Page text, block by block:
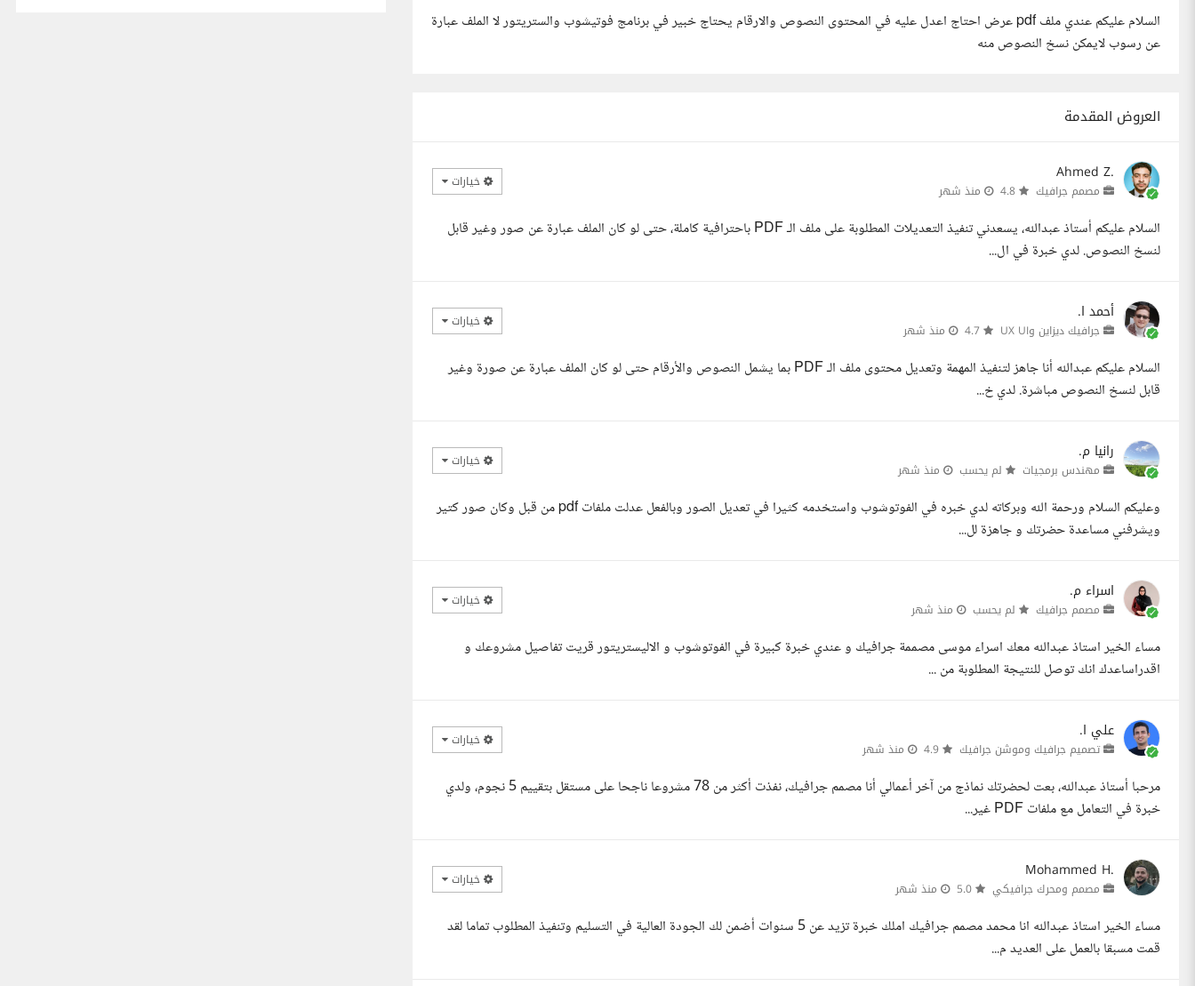
السلام عليكم عندي ملف pdf عرض احتاج اعدل عليه في المحتوى النصوص والارقام يحتاج خبير في برنامج فوتيشوب والستريتور لا الملف عبارة
عن رسوب لايمكن نسخ النصوص منه
العروض المقدمة
Ahmed Z.
مصمم جرافيك منذ شهر خيارات
السلام عليكم أستاذ عبدالله، يسعدني تنفيذ التعديلات المطلوبة على ملف الـ PDF باحترافية كاملة، حتى لو كان الملف عبارة عن صور وغير قابل
لنسخ النصوص. لدي خبرة في ال...
أحمد ا.
جرافيك ديزاين وUX UI منذ شهر خيارات
السلام عليكم عبدالله أنا جاهز لتنفيذ المهمة وتعديل محتوى ملف الـ PDF بما يشمل النصوص والأرقام حتى لو كان الملف عبارة عن صورة وغير
قابل لنسخ النصوص مباشرة. لدي خ...
رانيا م.
مهندس برمجيات لم يحسب منذ شهر خيارات
وعليكم السلام ورحمة الله وبركاته لدي خبره في الفوتوشوب واستخدمه كثيرا في تعديل الصور وبالفعل عدلت ملفات pdf من قبل وكان صور كتير
ويشرفني مساعدة حضرتك و جاهزة لل...
اسراء م.
مصمم جرافيك لم يحسب منذ شهر خيارات
مساء الخير استاذ عبدالله معك اسراء موسى مصممة جرافيك و عندي خبرة كبيرة في الفوتوشوب و الاليستريتور قريت تفاصيل مشروعك و
اقدراساعدك انك توصل للنتيجة المطلوبة من ...
علي ا.
تصميم جرافيك وموشن جرافيك منذ شهر خيارات
مرحبا أستاذ عبدالله، بعت لحضرتك نماذج من آخر أعمالي أنا مصمم جرافيك، نفذت أكثر من 78 مشروعا ناجحا على مستقل بتقييم 5 نجوم، ولدي
خبرة في التعامل مع ملفات PDF غير...
Mohammed H.
مصمم ومحرك جرافيكي منذ شهر خيارات
مساء الخير استاذ عبدالله انا محمد مصمم جرافيك املك خبرة تزيد عن 5 سنوات أضمن لك الجودة العالية في التسليم وتنفيذ المطلوب تماما لقد
قمت مسبقا بالعمل على العديد م...